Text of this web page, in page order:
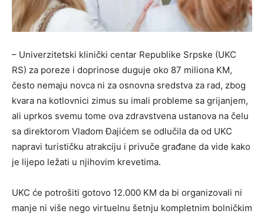
– Univerzitetski klinički centar Republike Srpske (UKC
RS) za poreze i doprinose duguje oko 87 miliona KM,
često nemaju novca ni za osnovna sredstva za rad, zbog
kvara na kotlovnici zimus su imali probleme sa grijanjem,
ali uprkos svemu tome ova zdravstvena ustanova na čelu
sa direktorom Vladom Đajićem se odlučila da od UKC
napravi turističku atrakciju i privuče građane da vide kako
je lijepo ležati u njihovim krevetima.
UKC će potrošiti gotovo 12.000 KM da bi organizovali ni
manje ni više nego virtuelnu šetnju kompletnim bolničkim